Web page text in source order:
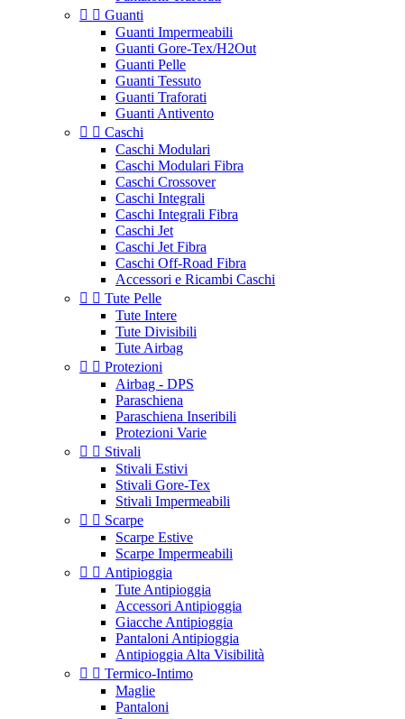
  Guanti
Guanti Impermeabili
Guanti Gore-Tex/H2Out
Guanti Pelle
Guanti Tessuto
Guanti Traforati
Guanti Antivento
  Caschi
Caschi Modulari
Caschi Modulari Fibra
Caschi Crossover
Caschi Integrali
Caschi Integrali Fibra
Caschi Jet
Caschi Jet Fibra
Caschi Off-Road Fibra
Accessori e Ricambi Caschi
  Tute Pelle
Tute Intere
Tute Divisibili
Tute Airbag
  Protezioni
Airbag - DPS
Paraschiena
Paraschiena Inseribili
Protezioni Varie
  Stivali
Stivali Estivi
Stivali Gore-Tex
Stivali Impermeabili
  Scarpe
Scarpe Estive
Scarpe Impermeabili
  Antipioggia
Tute Antipioggia
Accessori Antipioggia
Giacche Antipioggia
Pantaloni Antipioggia
Antipioggia Alta Visibilità
  Termico-Intimo
Maglie
Pantaloni